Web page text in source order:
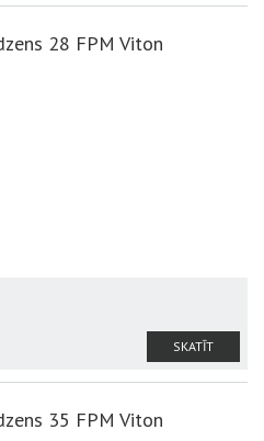
28 FPM Viton
SKATĪT
35 FPM Viton